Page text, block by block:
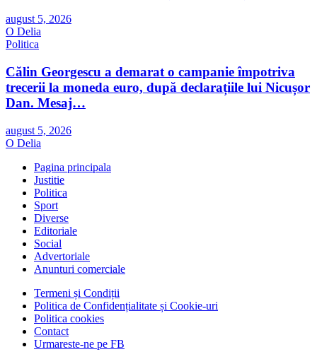
august 5, 2026
O Delia
Politica
Călin Georgescu a demarat o campanie împotriva
trecerii la moneda euro, după declarațiile lui Nicușor
Dan. Mesaj…
august 5, 2026
O Delia
Pagina principala
Justitie
Politica
Sport
Diverse
Editoriale
Social
Advertoriale
Anunturi comerciale
Termeni și Condiții
Politica de Confidențialitate și Cookie-uri
Politica cookies
Contact
Urmareste-ne pe FB